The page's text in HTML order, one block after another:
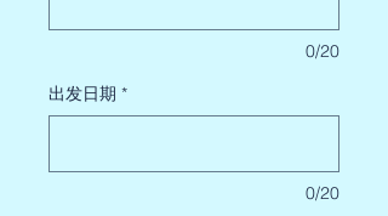
0/20
出发日期 *
0/20